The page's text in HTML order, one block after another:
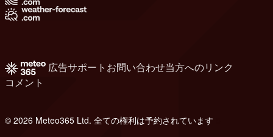
広告サポート お問い合わせ当方へのリンク
コメント
© 2026 Meteo365 Ltd. 全ての権利は予約されています